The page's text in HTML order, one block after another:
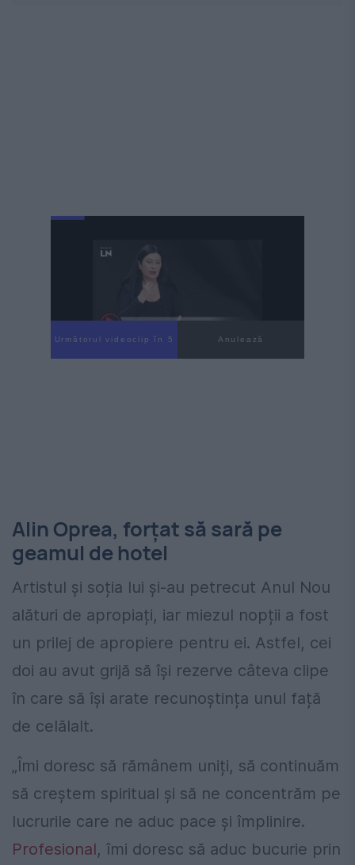
Următorul videoclip în 4 Anulează
Alin Oprea, forțat să sară pe
geamul de hotel
Artistul și soția lui și-au petrecut Anul Nou
alături de apropiați, iar miezul nopții a fost
un prilej de apropiere pentru ei. Astfel, cei
doi au avut grijă să își rezerve câteva clipe
în care să își arate recunoștința unul față
de celălalt.
„Îmi doresc să rămânem uniți, să continuăm
să creștem spiritual și să ne concentrăm pe
lucrurile care ne aduc pace și împlinire.
Profesional, îmi doresc să aduc bucurie prin